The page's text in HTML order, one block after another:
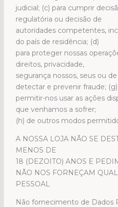
judicial; (c) para cumprir
regulatória ou decisão de
autoridades competentes,
do país de residência; (d)
para proteger nossas
direitos, privacidade,
segurança nossos, seus ou
detectar e prevenir fraude; (g)
permitir-nos usar as ações
que venhamos a sofrer;
(h) de outros modos
A NOSSA LOJA NÃO SE
MENOS DE
18 (DEZOITO) ANOS E
NÃO NOS FORNEÇAM
PESSOAL
Não fornecimento de Dados